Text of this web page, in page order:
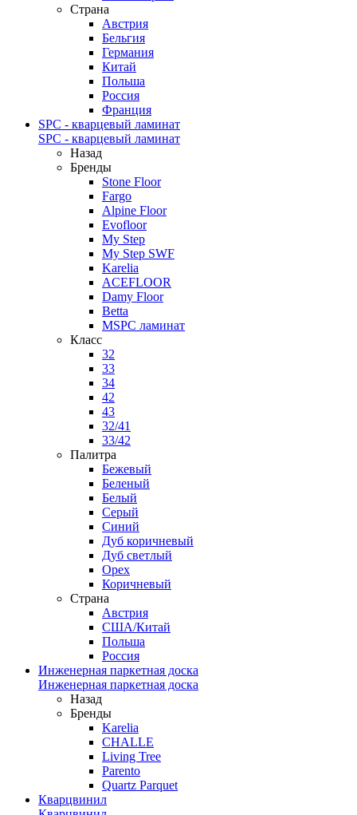
Страна
Австрия
Бельгия
Германия
Китай
Польша
Россия
Франция
SPC - кварцевый ламинат
SPC - кварцевый ламинат
Назад
Бренды
Stone Floor
Fargo
Alpine Floor
Evofloor
My Step
My Step SWF
Karelia
ACEFLOOR
Damy Floor
Betta
MSPC ламинат
Класс
32
33
34
42
43
32/41
33/42
Палитра
Бежевый
Беленый
Белый
Серый
Синий
Дуб коричневый
Дуб светлый
Орех
Коричневый
Страна
Австрия
США/Китай
Польша
Россия
Инженерная паркетная доска
Инженерная паркетная доска
Назад
Бренды
Karelia
CHALLE
Living Tree
Parento
Quartz Parquet
Кварцвинил